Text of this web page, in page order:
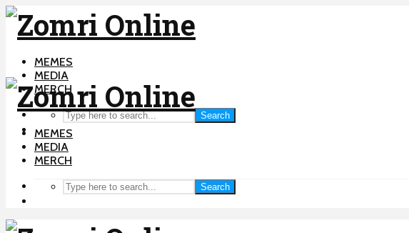
MEMES
MEDIA
MERCH
Search
MEMES
MEDIA
MERCH
Search